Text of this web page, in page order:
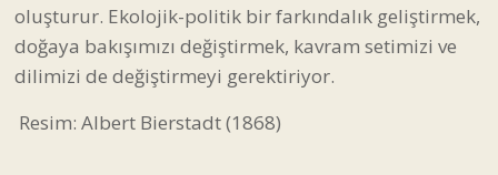
oluşturur. Ekolojik-politik bir farkındalık geliştirmek,
doğaya bakışımızı değiştirmek, kavram setimizi ve
dilimizi de değiştirmeyi gerektiriyor.
Resim: Albert Bierstadt (1868)